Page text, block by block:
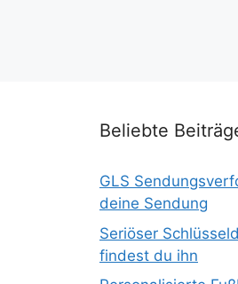
Beliebte
GLS
deine Sendung
Seriöser
findest du ihn